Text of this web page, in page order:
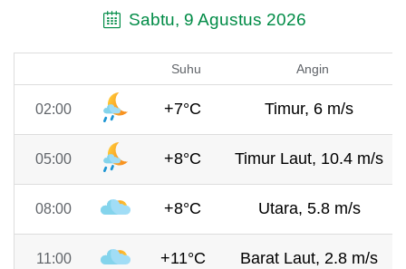
Sabtu, 9 Agustus 2026
Suhu Angin
02:00 +7°C Timur, 6 m/s
05:00 +8°C Timur Laut, 10.4 m/s
08:00 +8°C Utara, 5.8 m/s
11:00 +11°C Barat Laut, 2.8 m/s